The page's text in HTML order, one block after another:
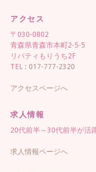
アクセス
〒030-0802
青森県青森市本町2-5-5
リバティもりうち2F
TEL : 017-777-2320
アクセスページへ
求人情報
20代前半～30代前半が活
求人情報ページへ